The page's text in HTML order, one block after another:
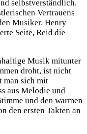
selbstverständlich.
Vertrauens
Musiker. Henry
Seite, Reid die
Musik mitunter
droht, ist nicht
man sich mit
aus Melodie und
und den warmen
den ersten Takten an